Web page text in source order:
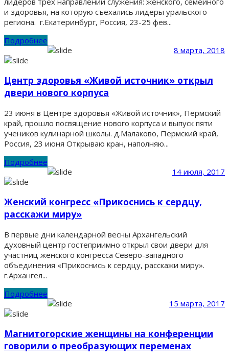
и здоровья, на которую съехались лидеры уральского
региона. г.Екатеринбург, Россия, 23-25 фев...
Подробнее
8 марта, 2018
Центр здоровья «Живой источник» открыл
двери нового корпуса
23 июня в Центре здоровья «Живой источник», Пермский
край, прошло посвящение нового корпуса и выпуск пяти
учеников кулинарной школы. д.Малаково, Пермский край,
Россия, 23 июня Открываю кран, наполняю...
Подробнее
14 июля, 2017
Женский конгресс «Прикоснись к сердцу,
расскажи миру»
В первые дни календарной весны Архангельский
духовный центр гостеприимно открыл свои двери для
участниц женского конгресса Северо-западного
объединения «Прикоснись к сердцу, расскажи миру».
г.Архангел...
Подробнее
15 марта, 2017
Магнитогорские женщины на конференции
говорили о преобразующих переменах